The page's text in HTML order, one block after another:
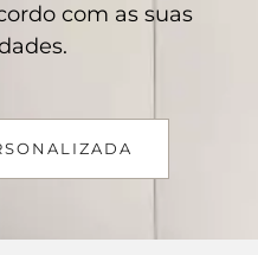
com as suas